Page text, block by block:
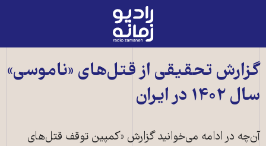
رادیو
زمانه
صفحه
اصلی
گزارش تحقیقی از قتل‌های «ناموسی»
سال ۱۴۰۲ در ایران
آن‌چه در ادامه می‌خوانید گزارش «کمپین توقف قتل‌های